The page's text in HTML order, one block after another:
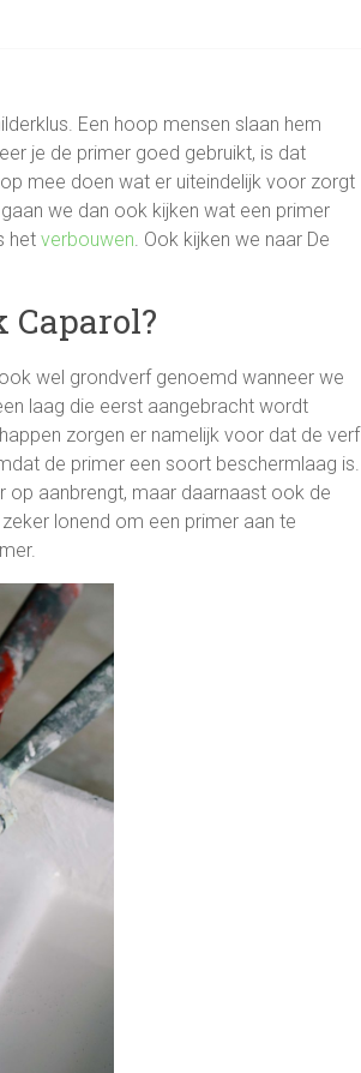
Een hoop mensen slaan hem
je de primer goed gebruikt, is dat
mee doen wat er uiteindelijk voor zorgt
we dan ook kijken wat een primer
het verbouwen . Ook kijken we naar De
wel grondverf genoemd wanneer we
laag die eerst aangebracht wordt
zorgen er namelijk voor dat de verf
de primer een soort beschermlaag is.
op aanbrengt, maar daarnaast ook de
lonend om een primer aan te